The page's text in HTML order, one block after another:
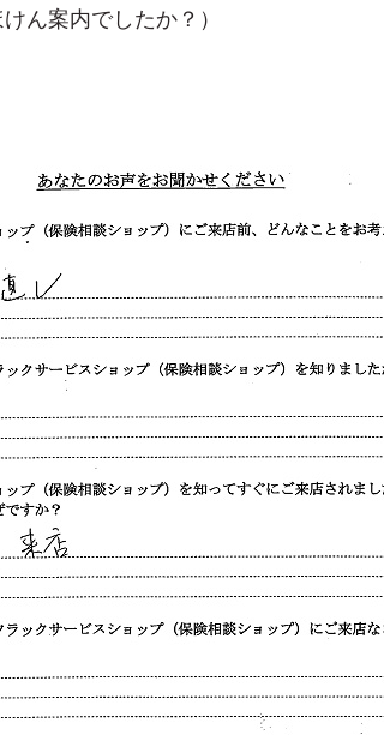
ん案内でしたか？）